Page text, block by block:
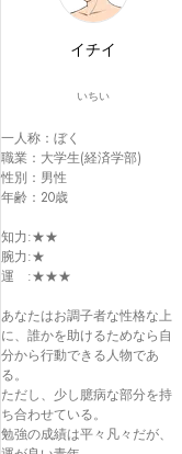
イチイ
いちい
一人称：ぼく
職業：大学生(経済学部)
性別：男性
年齢：20歳
知力:★★
腕力:★
運　:★★★
あなたはお調子者な性格な上
に、誰かを助けるためなら自
分から行動できる人物であ
る。
ただし、少し臆病な部分を持
ち合わせている。
勉強の成績は平々凡々だが、